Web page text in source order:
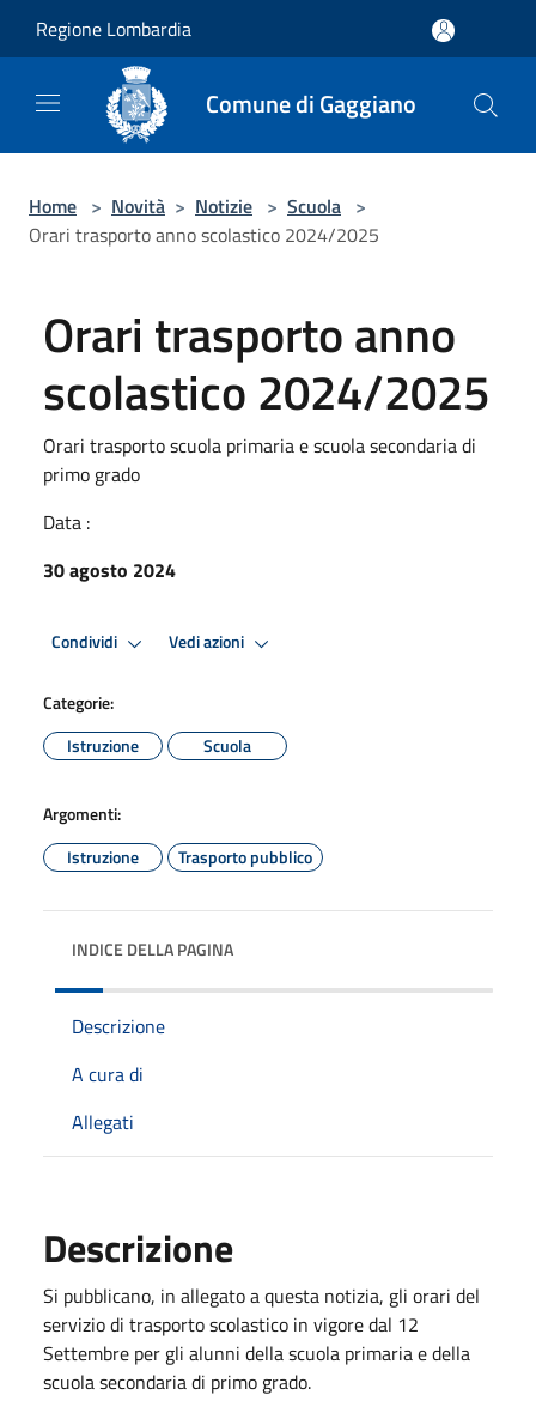
Regione Lombardia
Comune di Gaggiano
Home > Novità > Notizie > Scuola >
Orari trasporto anno scolastico 2024/2025
Orari trasporto anno
scolastico 2024/2025
Orari trasporto scuola primaria e scuola secondaria di
primo grado
Data :
30 agosto 2024
Condividi Vedi azioni
Categorie:
Istruzione
Scuola
Argomenti:
Istruzione
Trasporto pubblico
INDICE DELLA PAGINA
Descrizione
A cura di
Allegati
Descrizione
Si pubblicano, in allegato a questa notizia, gli orari del
servizio di trasporto scolastico in vigore dal 12
Settembre per gli alunni della scuola primaria e della
scuola secondaria di primo grado.